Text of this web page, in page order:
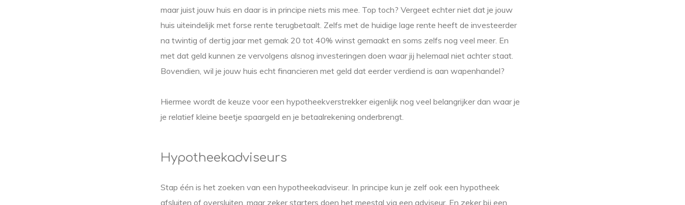
maar juist jouw huis en daar is in principe niets mis mee. Top toch? Vergeet echter niet dat je jouw
huis uiteindelijk met forse rente terugbetaalt. Zelfs met de huidige lage rente heeft de investeerder
na twintig of dertig jaar met gemak 20 tot 40% winst gemaakt en soms zelfs nog veel meer. En
met dat geld kunnen ze vervolgens alsnog investeringen doen waar jij helemaal niet achter staat.
Bovendien, wil je jouw huis echt financieren met geld dat eerder verdiend is aan wapenhandel?
Hiermee wordt de keuze voor een hypotheekverstrekker eigenlijk nog veel belangrijker dan waar je
je relatief kleine beetje spaargeld en je betaalrekening onderbrengt.
Hypotheekadviseurs
Stap één is het zoeken van een hypotheekadviseur. In principe kun je zelf ook een hypotheek
afsluiten of oversluiten, maar zeker starters doen het meestal via een adviseur. En zeker bij een